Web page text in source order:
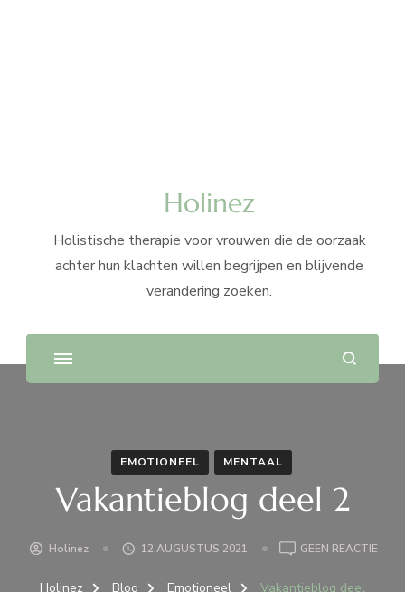
Holinez
Holistische therapie voor vrouwen die de oorzaak
achter hun klachten willen begrijpen en blijvende
verandering zoeken.
EMOTIONEEL MENTAAL
Vakantieblog deel 2
Holinez 12 AUGUSTUS 2021 GEEN REACTIEOP
Holinez Blog Emotioneel
Vakantieblog deel